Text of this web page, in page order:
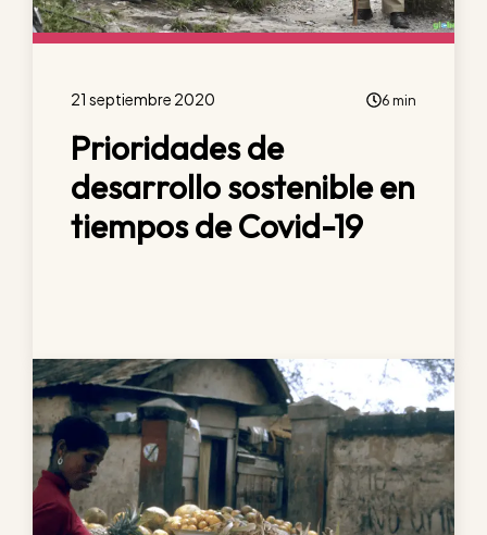
21 septiembre 2020 6 min
Prioridades de
desarrollo sostenible en
tiempos de Covid-19